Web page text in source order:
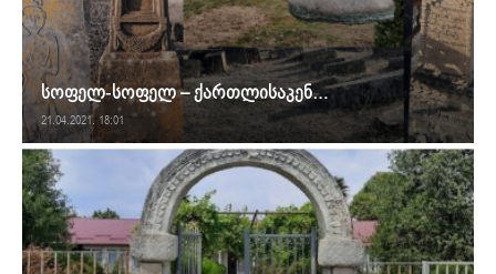
სოფელ-სოფელ – ქართლისაკენ…
21.04.2021. 18:01